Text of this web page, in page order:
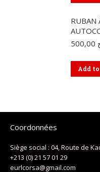
RUBAN
Add
Coordonnées
Siège social : 04, Route de
+213 (0) 21 57 01 29
eurlcorsa@gmail.com